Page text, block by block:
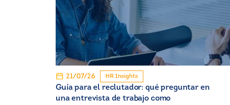
21/07/26 HR Insights
Guía para el reclutador: qué preguntar en
una entrevista de trabajo como